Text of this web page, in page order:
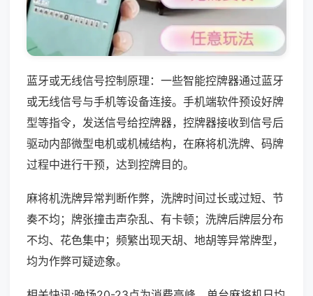
蓝牙或无线信号控制原理：一些智能控牌器通过蓝牙
或无线信号与手机等设备连接。手机端软件预设好牌
型等指令，发送信号给控牌器，控牌器接收到信号后
驱动内部微型电机或机械结构，在麻将机洗牌、码牌
过程中进行干预，达到控牌目的。
麻将机洗牌异常判断作弊，洗牌时间过长或过短、节
奏不均；牌张撞击声杂乱、有卡顿；洗牌后牌层分布
不均、花色集中；频繁出现天胡、地胡等异常牌型，
均为作弊可疑迹象。